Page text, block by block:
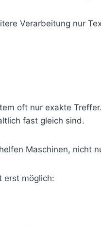
Verarbeitung nur
oft nur exakte
fast gleich sind.
Maschinen, nicht
erst möglich: